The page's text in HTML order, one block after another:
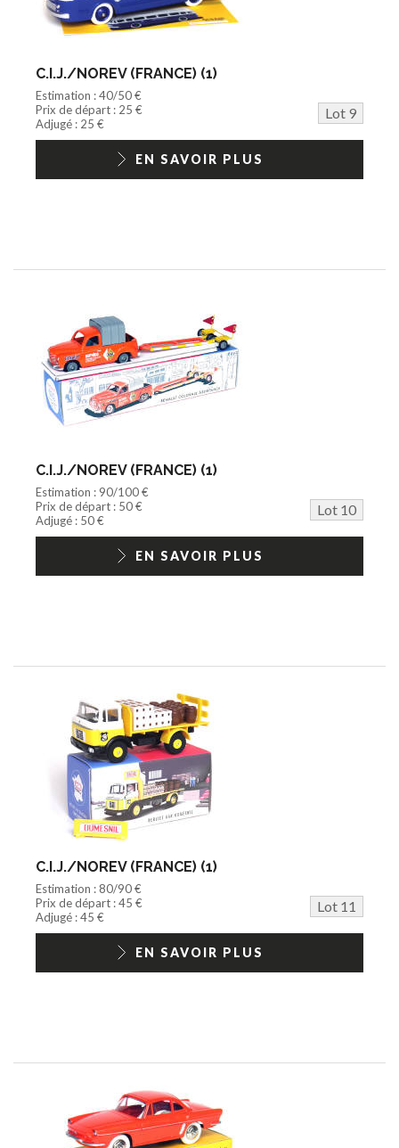
C.I.J./NOREV (FRANCE) (1)
Estimation : 40/50 €
Prix de départ : 25 €
Lot 9
Adjugé : 25 €
EN SAVOIR PLUS
C.I.J./NOREV (FRANCE) (1)
Estimation : 90/100 €
Prix de départ : 50 €
Lot 10
Adjugé : 50 €
EN SAVOIR PLUS
C.I.J./NOREV (FRANCE) (1)
Estimation : 80/90 €
Prix de départ : 45 €
Lot 11
Adjugé : 45 €
EN SAVOIR PLUS